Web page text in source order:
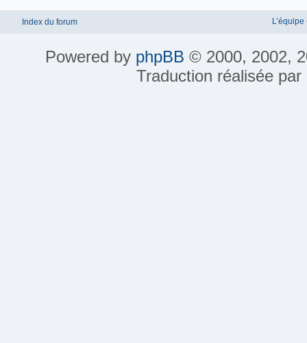
Index du forum L’équipe
Powered by phpBB © 2000, 2002,
Traduction réalisée par